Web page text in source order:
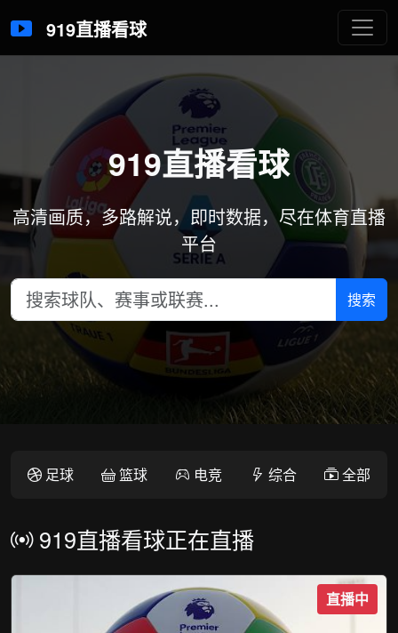
919直播看球
919直播看球
高清画质，多路解说，即时数据，尽在体育直播
平台
搜索
足球 篮球 电竞 综合 全部
919直播看球正在直播
直播中